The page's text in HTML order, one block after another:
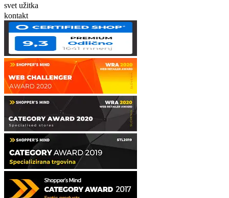
svet užitka
kontakt